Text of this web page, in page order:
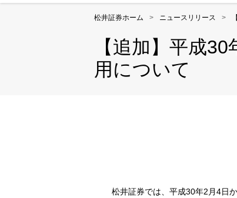
松井証券ホーム > ニュースリリース >
【追加】平成
用について
松井証券では、平成30年2月4日